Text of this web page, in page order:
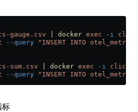
gauge.csv docker exec -i
--query "INSERT INTO
sum.csv docker exec -i
--query "INSERT INTO
标